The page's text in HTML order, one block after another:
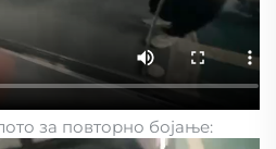
за повторно бојање: